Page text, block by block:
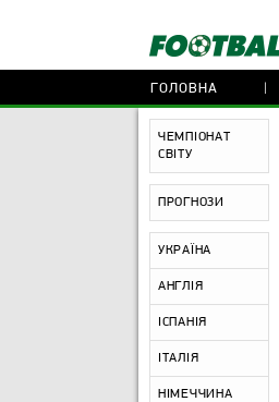
ГОЛОВНА
ЧЕМПІОНАТ
СВІТУ
ПРОГНОЗИ
УКРАЇНА
АНГЛІЯ
ІСПАНІЯ
ІТАЛІЯ
НІМЕЧЧИНА